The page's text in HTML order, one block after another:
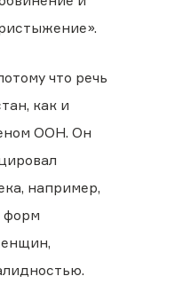
что речь
как и
ООН. Он
например,
форм